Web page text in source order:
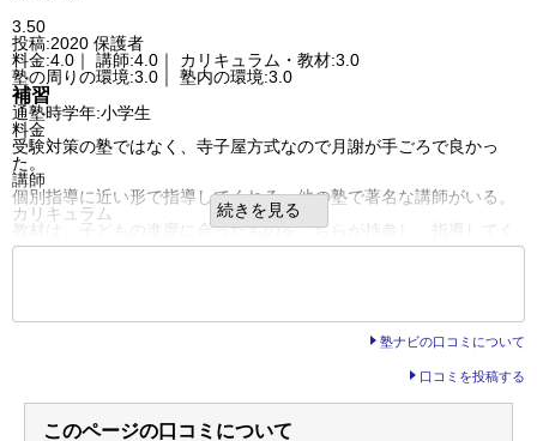
る
利用内容
通っていた学校公立中学校
進学できた学校国立専門学校
通塾の目的
高校受験
目的の達成度
あまり達成できなかった
成績/偏差値変化 UP
成績/偏差値推移入塾時: 平均→入塾後:上位
塾の雰囲気
自由
口コミ投稿者ID:2343795
不適切な口コミを報告する
3.50
投稿:2020 保護者
料金:4.0｜ 講師:4.0｜ カリキュラム・教材:3.0
塾の周りの環境:3.0｜ 塾内の環境:3.0
補習
通塾時学年:小学生
料金
受験対策の塾ではなく、寺子屋方式なので月謝が手ごろで良かっ
た。
講師
個別指導に近い形で指導してくれる。他の塾で著名な講師がいる。
カリキュラム
教材は、子どもの進度に合ったものをこちらが持参し、指導してく
れる。
コマ数に応じて料金が変わるのだが、その点について塾側の管理が
特にありませんが、とにかく子供の学力に合った指導をしてくださ
続きを見る
塾ナビの口コミについて
口コミを投稿する
このページの口コミについて